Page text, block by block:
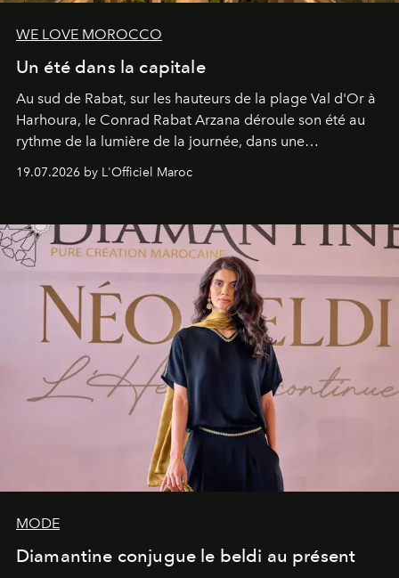
WE LOVE MOROCCO
Un été dans la capitale
Au sud de Rabat, sur les hauteurs de la plage Val d'Or à
Harhoura, le Conrad Rabat Arzana déroule son été au
rythme de la lumière de la journée, dans une
programmation pensée comme une succession de
rendez-vous avec l’océan.
19.07.2026 by L'Officiel Maroc
MODE
Diamantine conjugue le beldi au présent